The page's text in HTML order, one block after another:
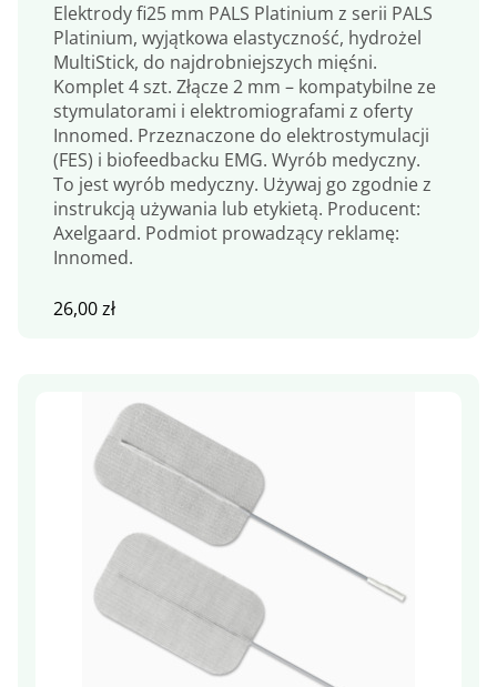
Elektrody fi25 mm PALS Platinium z serii PALS
Platinium, wyjątkowa elastyczność, hydrożel
MultiStick, do najdrobniejszych mięśni.
Komplet 4 szt. Złącze 2 mm – kompatybilne ze
stymulatorami i elektromiografami z oferty
Innomed. Przeznaczone do elektrostymulacji
(FES) i biofeedbacku EMG. Wyrób medyczny.
To jest wyrób medyczny. Używaj go zgodnie z
instrukcją używania lub etykietą. Producent:
Axelgaard. Podmiot prowadzący reklamę:
Innomed.
26,00zł